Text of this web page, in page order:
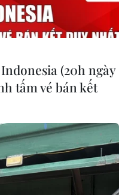
(20h ngày
tấm vé bán kết